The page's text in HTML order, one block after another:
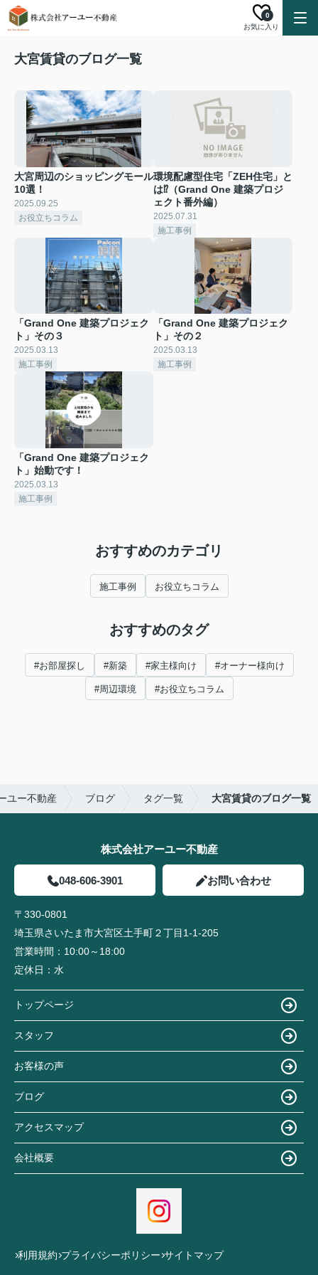
お気に入り
0
大宮賃貸のブログ一覧
大宮周辺のショッピングモール
10選！
2025.09.25
お役立ちコラム
環境配慮型住宅「ZEH住宅」と
は⁉（Grand One 建築プロジ
ェクト番外編）
2025.07.31
施工事例
「Grand One 建築プロジェク
ト」その３
2025.03.13
施工事例
「Grand One 建築プロジェク
ト」その２
2025.03.13
施工事例
「Grand One 建築プロジェク
ト」始動です！
2025.03.13
施工事例
おすすめのカテゴリ
施工事例 お役立ちコラム
おすすめのタグ
#お部屋探し #新築 #家主様向け #オーナー様向け
#周辺環境 #お役立ちコラム
ユー不動産 ブログ タグ一覧 大宮賃貸のブログ一覧
株式会社アーユー不動産
048-606-3901 お問い合わせ
〒330-0801
埼玉県さいたま市大宮区土手町２丁目1-1-205
営業時間： 10:00～18:00
定休日： 水
トップページ
スタッフ
お客様の声
ブログ
アクセスマップ
会社概要
利用規約 プライバシーポリシー サイトマップ